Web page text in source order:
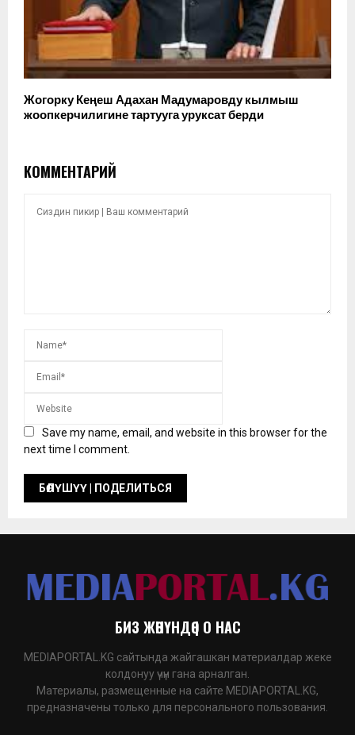
Жогорку Кеңеш Адахан Мадумаровду кылмыш
жоопкерчилигине тартууга уруксат берди
КОММЕНТАРИЙ
Save my name, email, and website in this browser for the
next time I comment.
БИЗ ЖӨНҮНДӨ | О НАС
MEDIAPORTAL.KG сайтында жайгашкан материалдар жеке
колдонуу үчүн гана арналган.
Материалы, размещенные на сайте MEDIAPORTAL.KG,
предназначены только для персонального пользования.